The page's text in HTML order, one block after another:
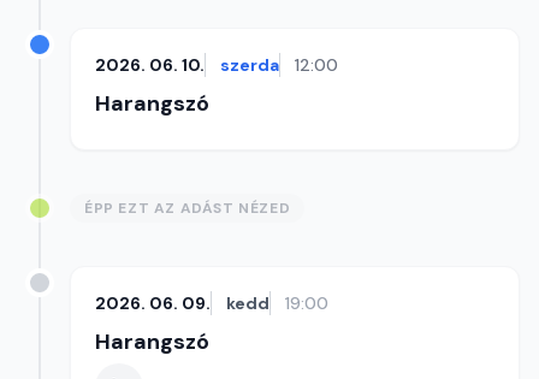
2026. 06. 10. szerda 12:00
Harangszó
ÉPP EZT AZ ADÁST NÉZED
2026. 06. 09. kedd 19:00
Harangszó